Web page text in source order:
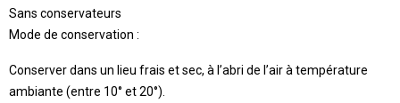
Sans conservateurs
Mode de conservation :
Conserver dans un lieu frais et sec, à l’abri de l’air à température
ambiante (entre 10° et 20°).